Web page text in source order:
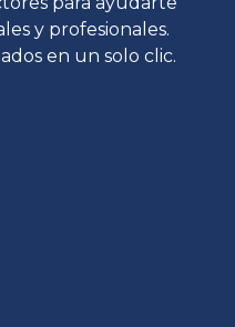
y profesionales.
en un solo clic.